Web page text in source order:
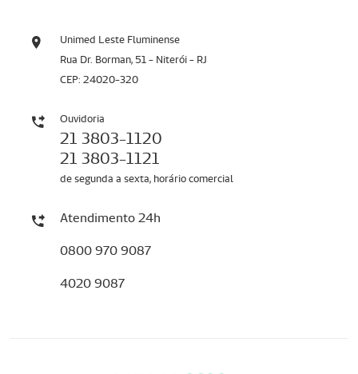
Unimed Leste Fluminense
Rua Dr. Borman, 51 - Niterói - RJ
CEP: 24020-320
Ouvidoria
21 3803-1120
21 3803-1121
de segunda a sexta, horário comercial
Atendimento 24h
0800 970 9087
4020 9087